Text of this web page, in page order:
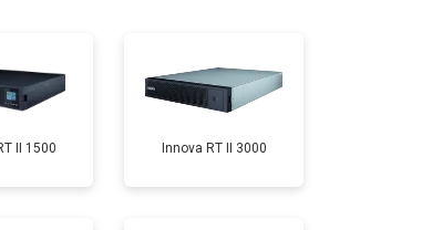
II 1500 Innova RT II 3000